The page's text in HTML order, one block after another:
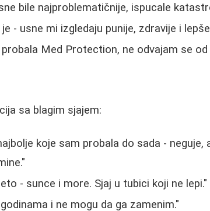
bile najproblematičnije, ispucale
- usne mi izgledaju punije, zdravije i
probala Med Protection, ne odvajam se od
sa blagim sjajem:
koje sam probala do sada - neguje,
- sunce i more. Sjaj u tubici koji ne lepi."
i ne mogu da ga zamenim."